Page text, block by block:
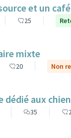
et un
25
mixte
20 Non
dédié aux
35